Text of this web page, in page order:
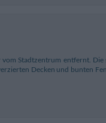
Stadtzentrum entfernt. Die
Decken und bunten